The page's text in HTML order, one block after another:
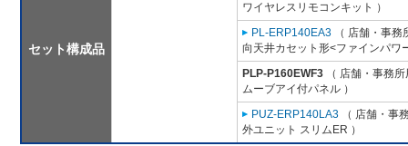
セット構成品
ワイヤレスリモコンキット ）
PL-ERP140EA3 （ 店舗・事
向天井カセット形<ファインパワ
PLP-P160EWF3 （ 店舗・事務
ムーブアイ付パネル ）
PUZ-ERP140LA3 （ 店舗・事
外ユニット スリムER ）